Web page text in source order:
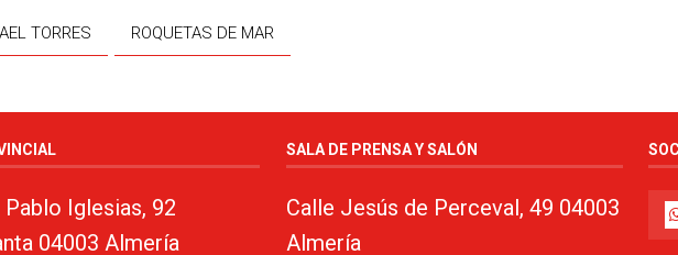
TORRES ROQUETAS DE MAR
Pablo Iglesias, 92
04003 Almería
SALA DE PRENSA Y SALÓN
Calle Jesús de Perceval, 49 04003
Almería